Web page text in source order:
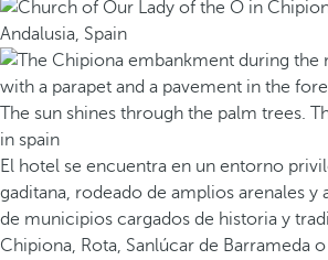
El hotel se encuentra en un entorno
gaditana, rodeado de amplios arenales
de municipios cargados de historia y
Chipiona, Rota, Sanlúcar de Barrameda